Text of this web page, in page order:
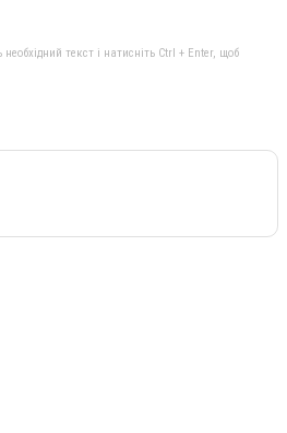
текст і натисніть Ctrl + Enter, щоб